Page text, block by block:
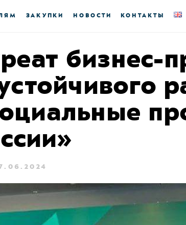
ЗАКУПКИ НОВОСТИ КОНТАКТЫ
бизнес-